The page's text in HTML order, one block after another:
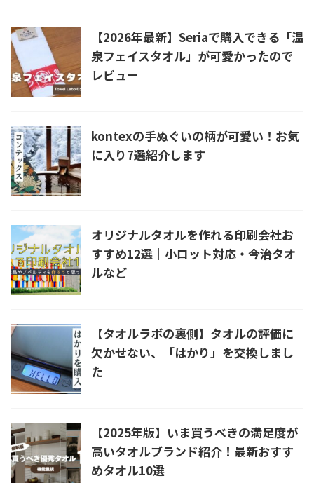
【2026年最新】Seriaで購入できる「温
泉フェイスタオル」が可愛かったので
レビュー
kontexの手ぬぐいの柄が可愛い！お気
に入り7選紹介します
オリジナルタオルを作れる印刷会社お
すすめ12選｜小ロット対応・今治タオ
ルなど
【タオルラボの裏側】タオルの評価に
欠かせない、「はかり」を交換しまし
た
【2025年版】いま買うべきの満足度が
高いタオルブランド紹介！最新おすす
めタオル10選